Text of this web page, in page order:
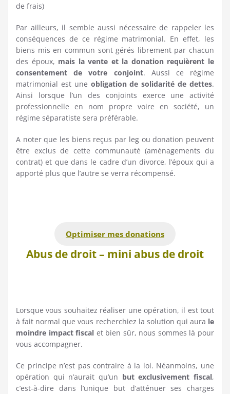
de frais)
Par ailleurs, il semble aussi nécessaire de rappeler les
conséquences de ce régime matrimonial. En effet, les
biens mis en commun sont gérés librement par chacun
des époux, mais la vente et la donation requièrent le
consentement de votre conjoint. Aussi ce régime
matrimonial est une obligation de solidarité de dettes.
Ainsi lorsque l’un des conjoints exerce une activité
professionnelle en nom propre voire en société, un
régime séparatiste sera préférable.
A noter que les biens reçus par leg ou donation peuvent
être exclus de cette communauté (aménagements du
contrat) et que dans le cadre d’un divorce, l’époux qui a
apporté plus que l’autre se verra récompensé.
Optimiser mes donations
Abus de droit – mini abus de droit
Lorsque vous souhaitez réaliser une opération, il est tout
à fait normal que vous recherchiez la solution qui aura le
moindre impact fiscal et bien sûr, nous sommes là pour
vous accompagner.
Ce principe n’est pas contraire à la loi. Néanmoins, une
opération qui n’aurait qu’un but exclusivement fiscal,
c’est-à-dire dans l’unique but d’atténuer ses charges